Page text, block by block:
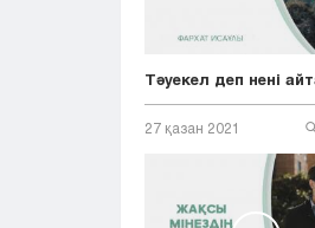
Тәуекел деп нені
27 қазан 2021